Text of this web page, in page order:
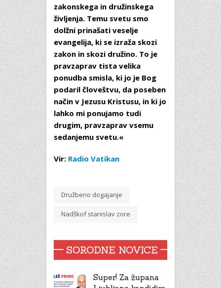
zakonskega in družinskega
življenja. Temu svetu smo
dolžni prinašati veselje
evangelija, ki se izraža skozi
zakon in skozi družino. To je
pravzaprav tista velika
ponudba smisla, ki jo je Bog
podaril človeštvu, da poseben
način v Jezusu Kristusu, in ki jo
lahko mi ponujamo tudi
drugim, pravzaprav vsemu
sedanjemu svetu.«
Vir: Radio Vatikan
Družbeno dogajanje
Nadškof stanislav zore
SORODNE NOVICE
Super! Za župana